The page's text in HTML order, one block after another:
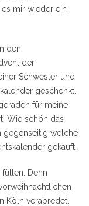
mir wieder ein
den
der
Schwester und
geschenkt.
für meine
Wie schön das
gegenseitig welche
gekauft.
Denn
Köln verabredet.